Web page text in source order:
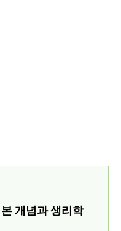
개념과 생리학